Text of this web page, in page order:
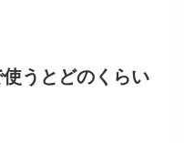
うとどのくらい